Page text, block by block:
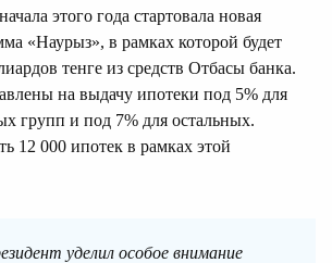
этого года стартовала новая
«Наурыз», в рамках которой будет
тенге из средств Отбасы банка.
на выдачу ипотеки под 5% для
групп и под 7% для остальных.
12 000 ипотек в рамках этой
уделил особое внимание